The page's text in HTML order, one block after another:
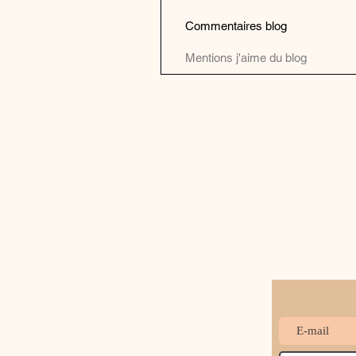
Commentaires blog
Mentions j'aime du blog